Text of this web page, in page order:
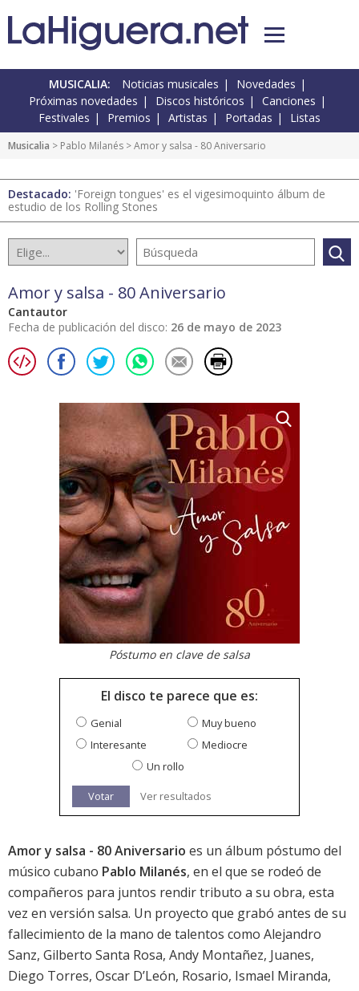
MUSICALIA: Noticias musicales
Novedades
Próximas novedades
Discos históricos
Canciones
Festivales
Premios Artistas Portadas Listas
Musicalia > Pablo Milanés > Amor y salsa - 80 Aniversario
Destacado: 'Foreign tongues' es el vigesimoquinto álbum de
estudio de los Rolling Stones
Amor y salsa - 80 Aniversario
Cantautor
Fecha de publicación del disco: 26 de mayo de 2023
Póstumo en clave de salsa
El disco te parece que es:
Genial
Muy bueno
Interesante
Mediocre
Un rollo
Votar Ver resultados
Amor y salsa - 80 Aniversario es un álbum póstumo del
músico cubano Pablo Milanés, en el que se rodeó de
compañeros para juntos rendir tributo a su obra, esta
vez en versión salsa. Un proyecto que grabó antes de su
fallecimiento de la mano de talentos como Alejandro
Sanz, Gilberto Santa Rosa, Andy Montañez, Juanes,
Diego Torres, Oscar D’León, Rosario, Ismael Miranda,